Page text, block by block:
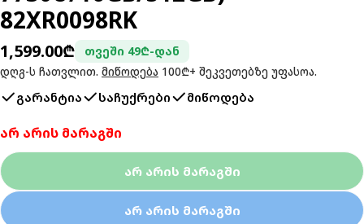
82XR0098RK
ჩვეულებრივი
ფასი
1,599.00₾ თვეში 49₾-დან
დღგ-ს ჩათვლით. მიწოდება 100₾+ შეკვეთებზე უფასოა.
გარანტია საჩუქრები მიწოდება
არ არის მარაგში
Არ Არის Მარაგში
Არ Არის Მარაგში